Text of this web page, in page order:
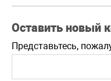
Оставить новый
Представьтесь,